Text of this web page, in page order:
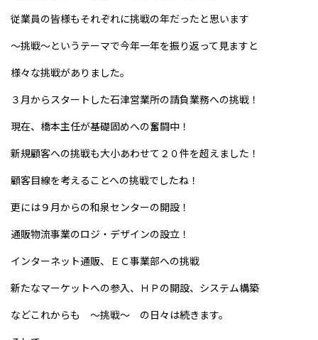
従業員の皆様もそれぞれに挑戦の年だったと思います
～挑戦～というテーマで今年一年を振り返って見ますと
様々な挑戦がありました。
３月からスタートした石津営業所の請負業務への挑戦！
現在、橋本主任が基礎固めへの奮闘中！
新規顧客への挑戦も大小あわせて２０件を超えました！
顧客目線を考えることへの挑戦でしたね！
更には９月からの和泉センターの開設！
通販物流事業のロジ・デザインの設立！
インターネット通販、ＥＣ事業部への挑戦
新たなマーケットへの参入、ＨＰの開設、システム構築
などこれからも ～挑戦～ の日々は続きます。